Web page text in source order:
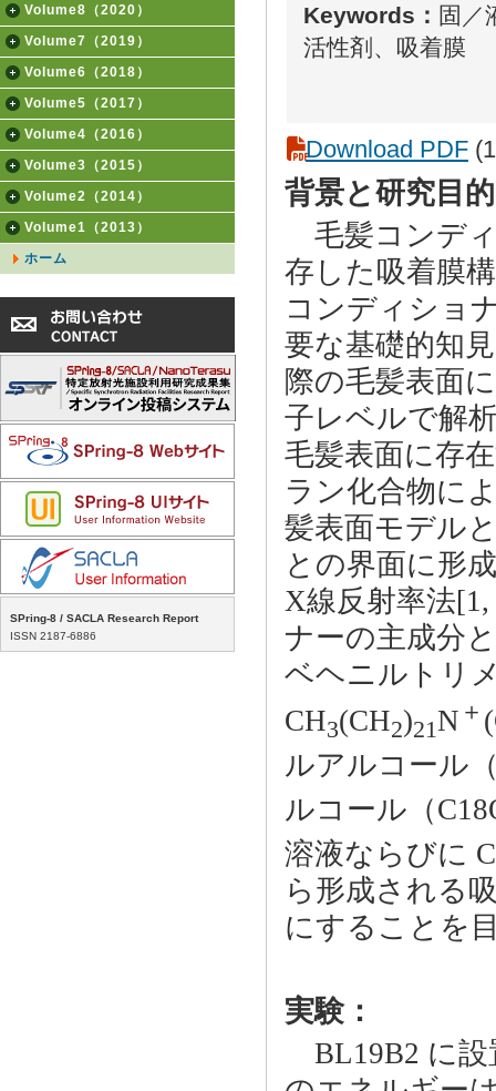
Volume8（2020）
Volume7（2019）
Volume6（2018）
Volume5（2017）
Volume4（2016）
Volume3（2015）
Volume2（2014）
Volume1（2013）
ホーム
SPring-8 / SACLA Research Report
ISSN 2187-6886
Keywords： 固／
活性剤、吸着膜
Download PDF
背景と研究目
毛髪コンデ
存した吸着膜
コンディショ
要な基礎的知
際の毛髪表面
子レベルで解
毛髪表面に存
ラン化合物に
髪表面モデル
との界面に形
X線反射率法
ナーの主成分
ベヘニルトリ
CH3(CH2)21N ＋
ルアルコール
ルコール（
溶液ならびに
ら形成される
にすることを
実験：
BL19B2 に設